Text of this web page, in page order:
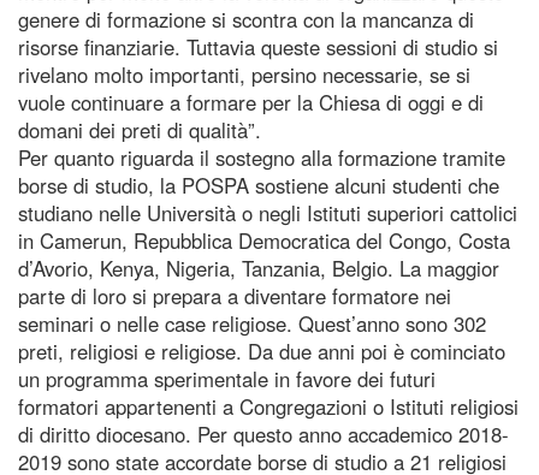
genere di formazione si scontra con la mancanza di
risorse finanziarie. Tuttavia queste sessioni di studio si
rivelano molto importanti, persino necessarie, se si
vuole continuare a formare per la Chiesa di oggi e di
domani dei preti di qualità”.
Per quanto riguarda il sostegno alla formazione tramite
borse di studio, la POSPA sostiene alcuni studenti che
studiano nelle Università o negli Istituti superiori cattolici
in Camerun, Repubblica Democratica del Congo, Costa
d’Avorio, Kenya, Nigeria, Tanzania, Belgio. La maggior
parte di loro si prepara a diventare formatore nei
seminari o nelle case religiose. Quest’anno sono 302
preti, religiosi e religiose. Da due anni poi è cominciato
un programma sperimentale in favore dei futuri
formatori appartenenti a Congregazioni o Istituti religiosi
di diritto diocesano. Per questo anno accademico 2018-
2019 sono state accordate borse di studio a 21 religiosi